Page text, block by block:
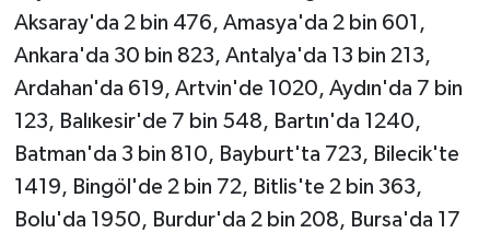
Aksaray'da 2 bin 476, Amasya'da 2 bin 601,
Ankara'da 30 bin 823, Antalya'da 13 bin 213,
Ardahan'da 619, Artvin'de 1020, Aydın'da 7 bin
123, Balıkesir'de 7 bin 548, Bartın'da 1240,
Batman'da 3 bin 810, Bayburt'ta 723, Bilecik'te
1419, Bingöl'de 2 bin 72, Bitlis'te 2 bin 363,
Bolu'da 1950, Burdur'da 2 bin 208, Bursa'da 17